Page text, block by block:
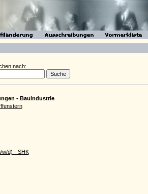
nach:
- Bauindustrie
w/d) - SHK